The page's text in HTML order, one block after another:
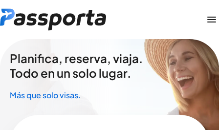
Planifica, reserva, viaja.
Todo en un solo lugar.
Más que solo visas.